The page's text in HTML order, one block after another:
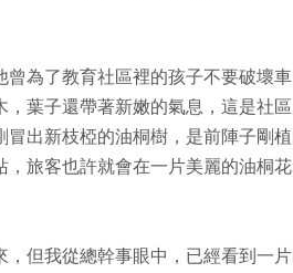
為了教育社區裡的孩子不要破壞車
葉子還帶著新嫩的氣息，這是社區
出新枝椏的油桐樹，是前陣子剛植
旅客也許就會在一片美麗的油桐花
但我從總幹事眼中，已經看到一片